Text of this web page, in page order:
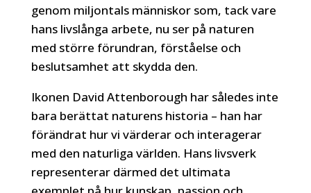
genom miljontals människor som, tack vare
hans livslånga arbete, nu ser på naturen
med större förundran, förståelse och
beslutsamhet att skydda den.
Ikonen David Attenborough har således inte
bara berättat naturens historia – han har
förändrat hur vi värderar och interagerar
med den naturliga världen. Hans livsverk
representerar därmed det ultimata